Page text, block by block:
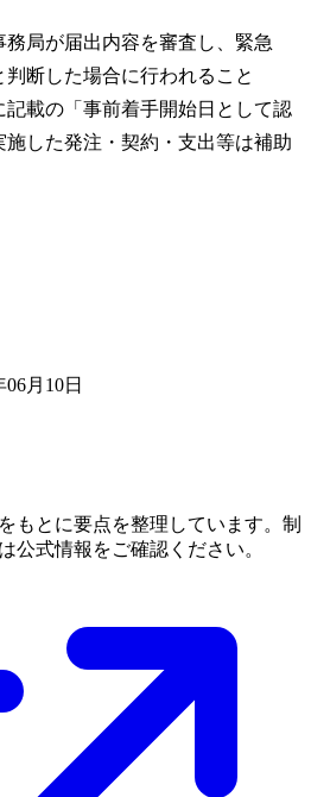
局が届出内容を審査し、緊急
断した場合に行われること
記載の「事前着手開始日として認
した発注・契約・支出等は補助
月10日
もとに要点を整理しています。制
公式情報をご確認ください。